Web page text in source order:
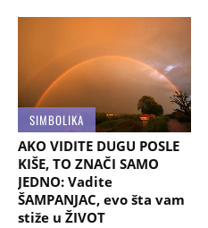
SIMBOLIKA
AKO VIDITE DUGU POSLE
KIŠE, TO ZNAČI SAMO
JEDNO: Vadite
ŠAMPANJAC, evo šta vam
stiže u ŽIVOT